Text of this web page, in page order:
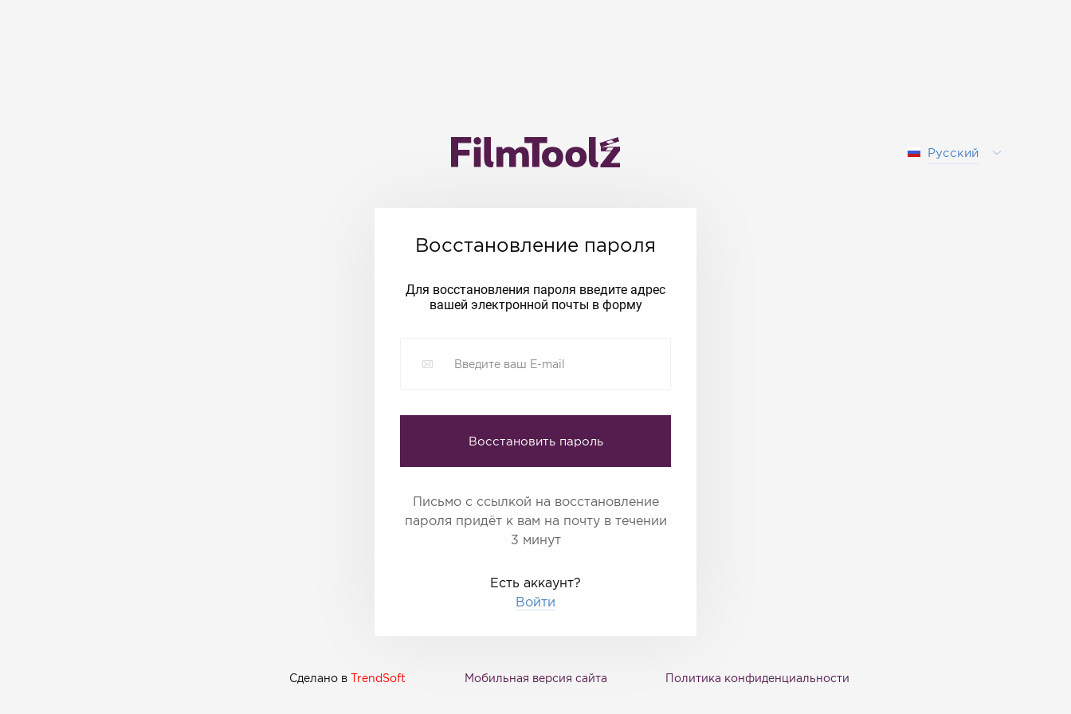
Русский
Восстановление пароля
Для восстановления пароля введите адрес
вашей электронной почты в форму
Восстановить пароль
Письмо с ссылкой на восстановление
пароля придёт к вам на почту в течении
3 минут
Есть аккаунт?
Войти
Сделано в TrendSoft Мобильная версия сайта Политика конфиденциальности